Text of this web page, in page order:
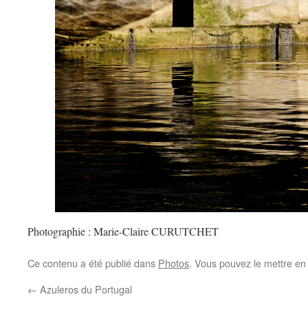
Photographie : Marie-Claire CURUTCHET
Ce contenu a été publié dans Photos. Vous pouvez le mettre
← Azuleros du Portugal